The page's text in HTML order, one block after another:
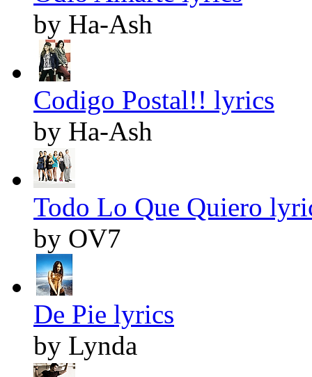
by Ha-Ash
Codigo Postal!! lyrics
by Ha-Ash
Todo Lo Que Quiero
by OV7
De Pie lyrics
by Lynda